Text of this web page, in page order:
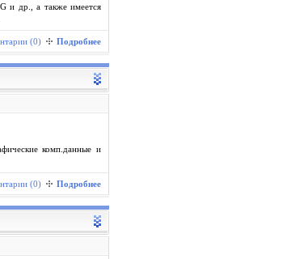
и др., а также имеется
(0) Подробнее
комп.данные и
(0) Подробнее